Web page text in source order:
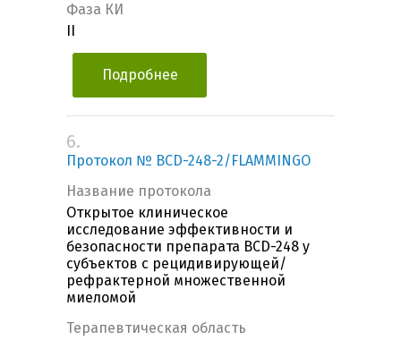
Фаза КИ
Подробнее
6.
Протокол № BCD-248-2/FLAMMINGO
Название протокола
Открытое клиническое
исследование эффективности и
безопасности препарата BCD-248 у
субъектов с рецидивирующей/
рефрактерной множественной
миеломой
Терапевтическая область